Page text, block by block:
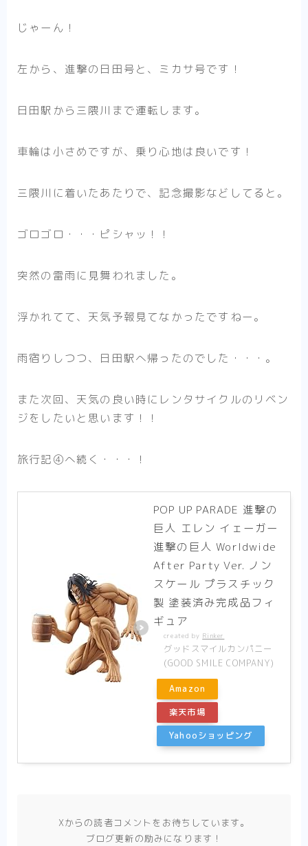
じゃーん！
左から、進撃の日田号と、ミカサ号です！
日田駅から三隈川まで運転します。
車輪は小さめですが、乗り心地は良いです！
三隈川に着いたあたりで、記念撮影などしてると。
ゴロゴロ・・・ピシャッ！！
突然の雷雨に見舞われました。
浮かれてて、天気予報見てなかったですねー。
雨宿りしつつ、日田駅へ帰ったのでした・・・。
また次回、天気の良い時にレンタサイクルのリベン
ジをしたいと思います！！
旅行記④へ続く・・・！
POP UP PARADE 進撃の
巨人 エレン イェーガー
進撃の巨人 Worldwide
After Party Ver. ノン
スケール プラスチック
製 塗装済み完成品フィ
ギュア
created by Rinker
グッドスマイルカンパニー
(GOOD SMILE COMPANY)
Amazon
楽天市場
Yahooショッピング
Xからの読者コメントをお待ちしています。
ブログ更新の励みになります！